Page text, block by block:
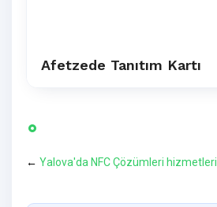
Afetzede Tanıtım Kartı
← Yalova'da NFC Çözümleri hizmetleri